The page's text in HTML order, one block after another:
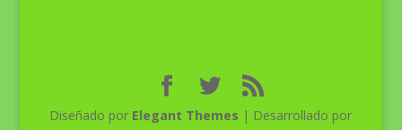
Diseñado por Elegant Themes | Desarrollado por